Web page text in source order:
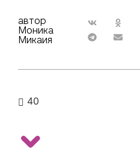
автор
Моника
Микаия
40